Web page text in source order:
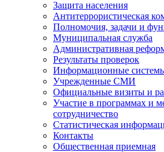
Защита населения
Антитеррористическая
Полномочия, задачи и
Муниципальная служба
Административная
Результаты проверок
Информационные
Учрежденные СМИ
Официальные визиты и
Участие в программах и
сотрудничество
Статистическая
Контакты
Общественная приемная